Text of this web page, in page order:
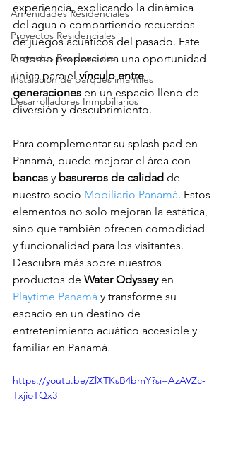
Amenidades Residenciales
Proyectos Residenciales
Proyectos Residenciales
Instalación de parques infantiles
Desarrolladores Inmobiliarios
experiencia, explicando la dinámica
del agua o compartiendo recuerdos
de juegos acuáticos del pasado. Este
entorno proporciona una oportunidad
única para el vínculo entre
generaciones en un espacio lleno de
diversión y descubrimiento.
Para complementar su splash pad en
Panamá, puede mejorar el área con
bancas y basureros de calidad de
nuestro socio Mobiliario Panamá. Estos
elementos no solo mejoran la estética,
sino que también ofrecen comodidad
y funcionalidad para los visitantes.
Descubra más sobre nuestros
productos de Water Odyssey en
Playtime Panamá y transforme su
espacio en un destino de
entretenimiento acuático accesible y
familiar en Panamá.
https://youtu.be/ZlXTKsB4bmY?si=AzAVZc-
TxjioTQx3